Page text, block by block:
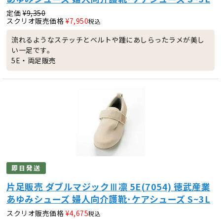
定価 ¥9,350
スクリオ販売価格 ¥7,950税込
流れるようなステッチとベルトや踵にあしらったラメが美し
い一足です。
5E・両足販売
即日発送
片足販売 ダブルマジックⅢ凛 5E(7054) 徳武産業
あゆみシューズ 婦人向介護靴･ケアシューズ S~3L
スクリオ販売価格 ¥4,675税込